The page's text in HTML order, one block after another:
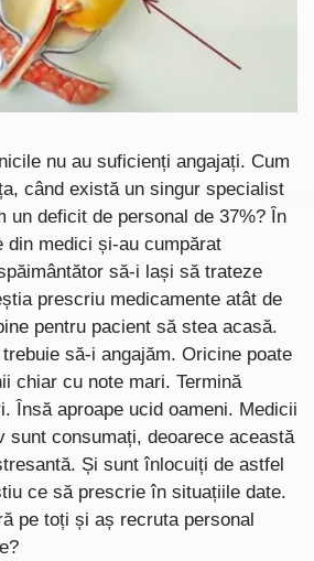
nu au suficienți angajați. Cum
când există un singur specialist
un deficit de personal de 37%? În
din medici și-au cumpărat
să-i lași să trateze
prescriu medicamente atât de
pentru pacient să stea acasă.
să-i angajăm. Oricine poate
chiar cu note mari. Termină
Însă aproape ucid oameni. Medicii
sunt consumați, deoarece această
Și sunt înlocuiți de astfel
ce să prescrie în situațiile date.
pe toți și aș recruta personal